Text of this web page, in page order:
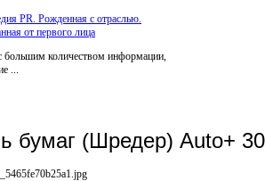
большим количеством информации,
...
бумаг (Шредер) Auto+